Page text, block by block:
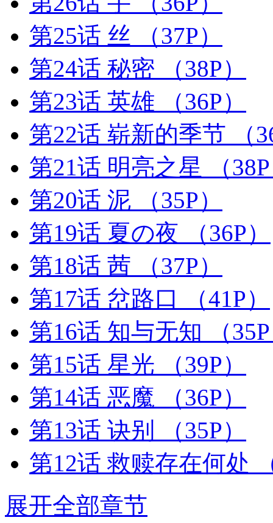
第25话 丝
（37P）
第24话 秘密
（38P）
第23话 英雄
（36P）
第22话 崭新的季节
（
第21话 明亮之星
（
第20话 泥
（35P）
第19话 夏の夜
（36P）
第18话 茜
（37P）
第17话 岔路口
（41P）
第16话 知与无知
（
第15话 星光
（39P）
第14话 恶魔
（36P）
第13话 诀别
（35P）
第12话 救赎存在何处
展开全部章节